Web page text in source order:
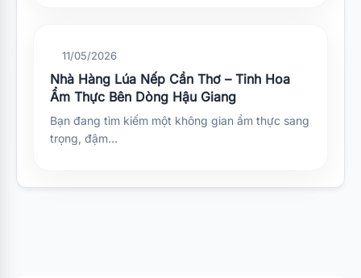
11/05/2026
Nhà Hàng Lúa Nếp Cần Thơ – Tinh Hoa
Ẩm Thực Bên Dòng Hậu Giang
Bạn đang tìm kiếm một không gian ẩm thực sang
trọng, đậm…